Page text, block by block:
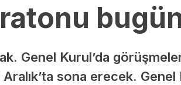
Genel Kurul’da
sona erecek.